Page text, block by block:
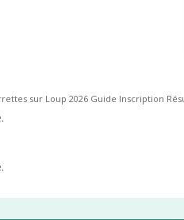
sur Loup 2026 Guide Inscription